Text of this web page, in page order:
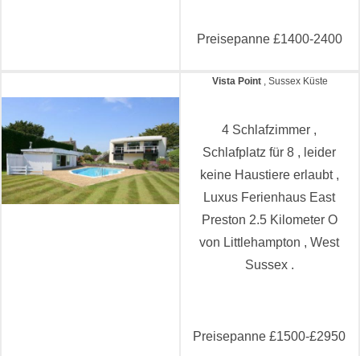
Preisepanne £1400-2400
Vista Point, Sussex Küste
4 Schlafzimmer ,
Schlafplatz für 8 , leider
keine Haustiere erlaubt ,
Luxus Ferienhaus East
Preston 2.5 Kilometer O
von Littlehampton , West
Sussex .
Preisepanne £1500-£2950